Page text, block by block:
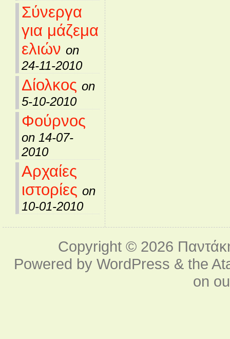
Σύνεργα
για μάζεμα
ελιών on
24-11-2010
Δίολκος on
5-10-2010
Φούρνος
on 14-07-
2010
Αρχαίες
ιστορίες on
10-01-2010
Copyright © 2026
Powered byWordPress & the
on